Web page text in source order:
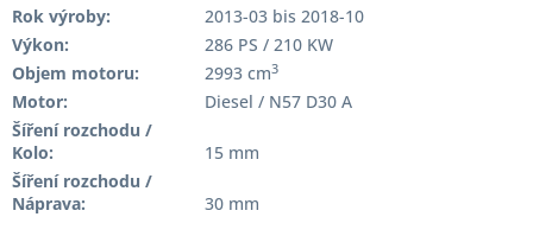
Rok výroby:
2013-03 bis 2018-10
Výkon:
286 PS / 210 KW
Objem motoru:
2993 cm3
Motor:
Diesel / N57 D30 A
Šíření rozchodu /
Kolo:
15 mm
Šíření rozchodu /
Náprava:
30 mm